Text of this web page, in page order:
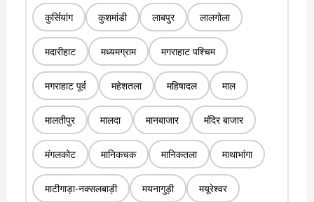
कुर्सियांग कुशमांडी लाबपुर लालगोला
मदारीहाट मध्यमग्राम मगराहाट पश्चिम
मगराहाट पूर्व महेशतला महिषादल माल
मालतीपुर मालदा मानबाजार मंदिर बाजार
मंगलकोट मानिकचक मानिकतला माथाभांगा
माटीगाड़ा-नक्सलबाड़ी मयनागुड़ी मयूरेश्वर